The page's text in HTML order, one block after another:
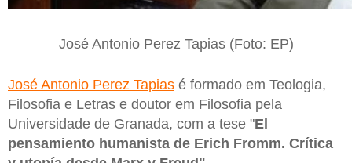
José Antonio Perez Tapias (Foto: EP)
José Antonio Perez Tapias é formado em Teologia,
Filosofia e Letras e doutor em Filosofia pela
Universidade de Granada, com a tese "El
pensamiento humanista de Erich Fromm. Crítica